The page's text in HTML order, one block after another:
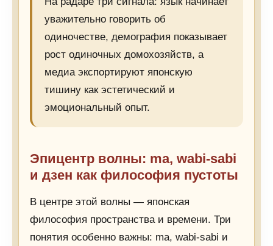
уважительно говорить об
одиночестве, демография показывает
рост одиночных домохозяйств, а
медиа экспортируют японскую
тишину как эстетический и
эмоциональный опыт.
Эпицентр волны: ma, wabi-sabi
и дзен как философия пустоты
В центре этой волны — японская
философия пространства и времени. Три
понятия особенно важны: ma, wabi-sabi и